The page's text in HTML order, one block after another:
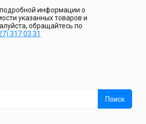
информации о
указанных товаров и
обращайтесь по
317 03 31